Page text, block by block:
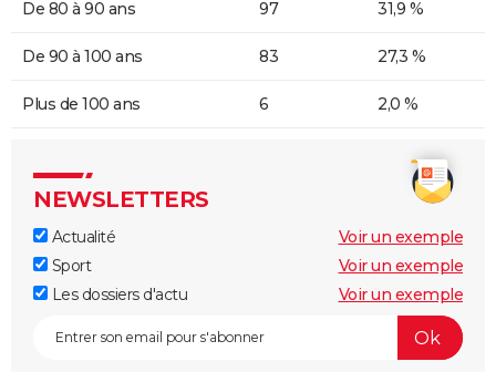
De 80 à 90 ans 97 31,9 %
De 90 à 100 ans 83 27,3 %
Plus de 100 ans 6 2,0 %
NEWSLETTERS
Actualité
Voir un exemple
Sport
Voir un exemple
Les dossiers d'actu
Voir un exemple